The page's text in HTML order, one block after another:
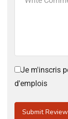
Je m'inscris
d'emplois